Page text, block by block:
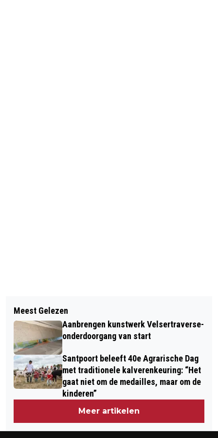
ZATERDAG 2 JUNI WEER VERS &
THUIS MARKT IN ZEESTRAAT
BEVERWIJK
VERHAAL VAN DE DAG: DONUTDAG:
EEN DAG MET EEN GAATJE
Meest Gelezen
Aanbrengen kunstwerk Velsertraverse-
onderdoorgang van start
Santpoort beleeft 40e Agrarische Dag
met traditionele kalverenkeuring: “Het
gaat niet om de medailles, maar om de
kinderen”
Meer artikelen